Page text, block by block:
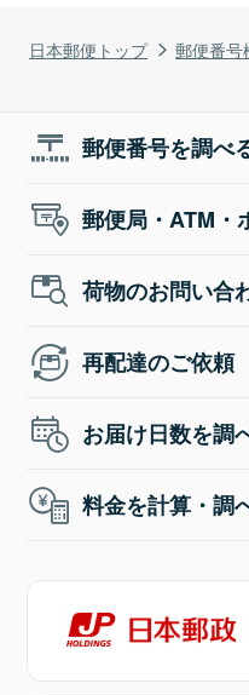
日本郵便トップ 郵便番号
郵便番号を調べ
郵便局・ATM・
荷物のお問い合
再配達のご依頼
お届け日数を調
料金を計算・調